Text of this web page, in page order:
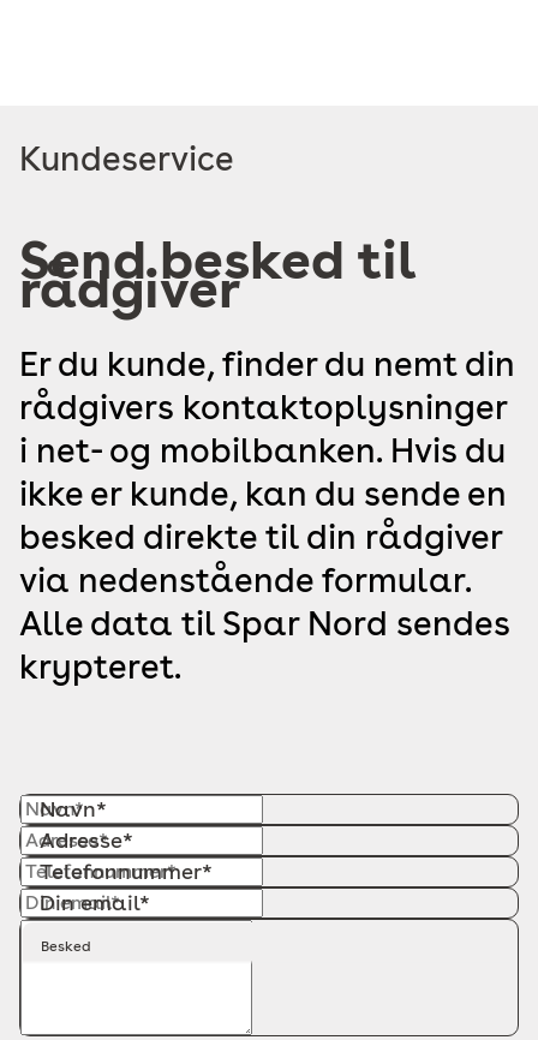
Read
Kundeservice
Send besked til
rådgiver
Er du kunde, finder du nemt din
rådgivers kontaktoplysninger
i net- og mobilbanken. Hvis du
ikke er kunde, kan du sende en
besked direkte til din rådgiver
via nedenstående formular.
Alle data til Spar Nord sendes
krypteret.
Navn*
Adresse*
Telefonnummer*
Din email*
Besked